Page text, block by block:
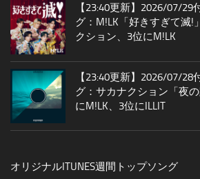
【23:40更新】2026/07/29
グ：M!LK「好きすぎて滅!
クション、3位にM!LK
【23:40更新】2026/07/28
グ：サカナクション「夜
にM!LK、3位にILLIT
オリジナルITUNES週間トップソング